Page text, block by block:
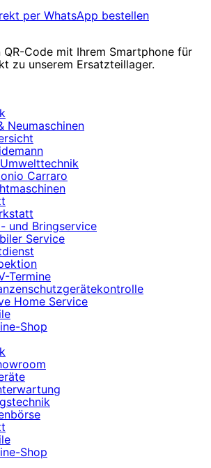
per WhatsApp bestellen
QR-Code mit Ihrem Smartphone für
zu unserem Ersatzteillager.
Neumaschinen
Carraro
und Bringservice
Service
Termine
Home Service
Shop
Shop